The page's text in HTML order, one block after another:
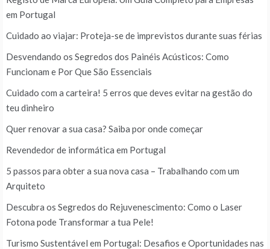
em Portugal
Cuidado ao viajar: Proteja-se de imprevistos durante suas férias
Desvendando os Segredos dos Painéis Acústicos: Como
Funcionam e Por Que São Essenciais
Cuidado com a carteira! 5 erros que deves evitar na gestão do
teu dinheiro
Quer renovar a sua casa? Saiba por onde começar
Revendedor de informática em Portugal
5 passos para obter a sua nova casa – Trabalhando com um
Arquiteto
Descubra os Segredos do Rejuvenescimento: Como o Laser
Fotona pode Transformar a tua Pele!
Turismo Sustentável em Portugal: Desafios e Oportunidades nas